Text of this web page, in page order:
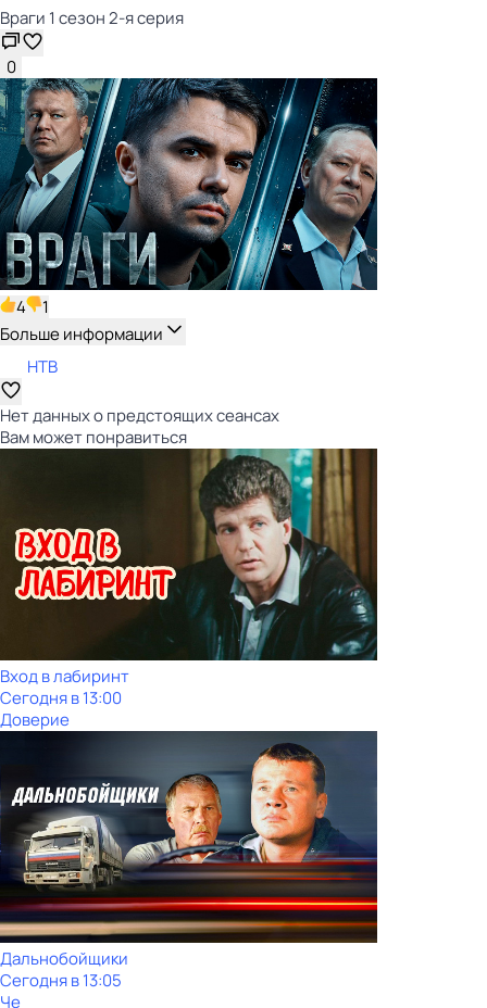
Враги 1 сезон 2-я серия
0
4
1
Больше информации
НТВ
Нет данных о предстоящих сеансах
Вам может понравиться
Вход в лабиринт
Сегодня в 13:00
Доверие
Дальнобойщики
Сегодня в 13:05
Че